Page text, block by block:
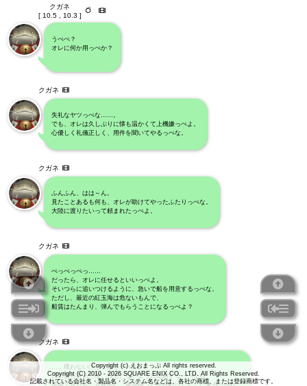
Copyright (c) えおまっぷ All rights reserved.
Copyright (C) 2010 - 2026 SQUARE ENIX CO., LTD. All Rights Reserved.
記載されている会社名・製品名・システム名などは、各社の商標、または登録商標です。
クガネ
[ 10.5 , 10.3 ]
うぺぺ？
オレに何か用っぺか？
クガネ
失礼なヤツっぺな……。
でも、オレは久しぶりに懐も温かくて上機嫌っぺよ。
心優しく礼儀正しく、用件を聞いてやるっぺな。
クガネ
ふんふん、はは～ん。
見たことあるも何も、オレが助けてやったふたりっぺな。
大陸に渡りたいって頼まれたっぺよ。
クガネ
ぺっぺっぺっ……
だったら、オレに任せるといいっぺよ。
そいつらに追いつけるように、急いで船を用意するっぺな。
ただし、最近の紅玉海は危ないもんで、
船賃はたんまり、弾んでもらうことになるっぺよ？
クガネ
……構わないけど、急ぐっぺよ。
日の落ちきった後、目立たないように出港するっぺから、
準備できたら、真夜中に「黄昏橋（たそがればし）」に来るっぺな。